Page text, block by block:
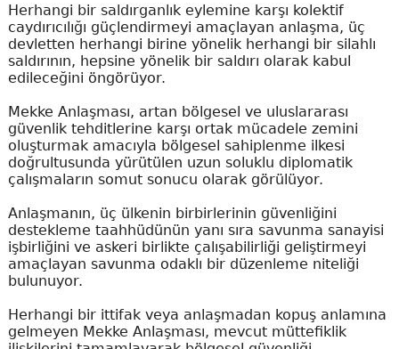
Herhangi bir saldırganlık eylemine karşı kolektif
caydırıcılığı güçlendirmeyi amaçlayan anlaşma, üç
devletten herhangi birine yönelik herhangi bir silahlı
saldırının, hepsine yönelik bir saldırı olarak kabul
edileceğini öngörüyor.
Mekke Anlaşması, artan bölgesel ve uluslararası
güvenlik tehditlerine karşı ortak mücadele zemini
oluşturmak amacıyla bölgesel sahiplenme ilkesi
doğrultusunda yürütülen uzun soluklu diplomatik
çalışmaların somut sonucu olarak görülüyor.
Anlaşmanın, üç ülkenin birbirlerinin güvenliğini
destekleme taahhüdünün yanı sıra savunma sanayisi
işbirliğini ve askeri birlikte çalışabilirliği geliştirmeyi
amaçlayan savunma odaklı bir düzenleme niteliği
bulunuyor.
Herhangi bir ittifak veya anlaşmadan kopuş anlamına
gelmeyen Mekke Anlaşması, mevcut müttefiklik